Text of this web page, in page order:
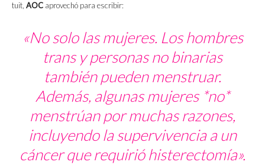
tuit, AOC aprovechó para escribir:
«No solo las mujeres. Los hombres
trans y personas no binarias
también pueden menstruar.
Además, algunas mujeres *no*
menstrúan por muchas razones,
incluyendo la supervivencia a un
cáncer que requirió histerectomía».